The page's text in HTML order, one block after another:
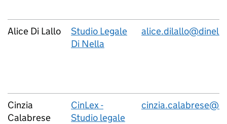
Alice Di Lallo
Studio Legale
Di Nella
Cinzia
Calabrese
CinLex -
Studio legale